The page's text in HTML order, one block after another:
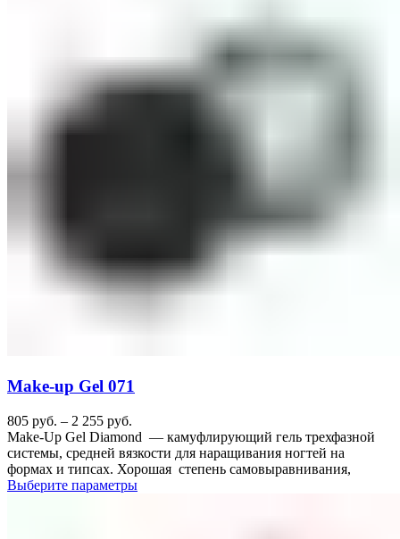
Make-up Gel 071
805 руб. – 2 255 руб.
Make-Up Gel Diamond — камуфлирующий гель трехфазной
системы, средней вязкости для наращивания ногтей на
формах и типсах. Хорошая степень самовыравнивания,
Выберите параметры